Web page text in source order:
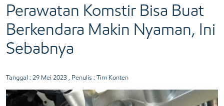
Perawatan Komstir Bisa Buat
Berkendara Makin Nyaman, Ini
Sebabnya
Tanggal : 29 Mei 2023 , Penulis : Tim Konten